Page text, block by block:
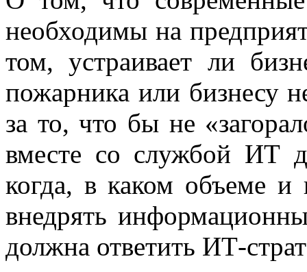
необходимы на
том, устраивает ли
пожарника или бизнесу
за то, что бы не
вместе со службой ИТ
когда, в каком объеме и
внедрять
должна ответить ИТ-